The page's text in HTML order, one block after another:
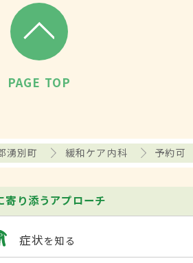
PAGE TOP
湧別町 緩和ケア内科 予約可
寄り添うアプローチ
症状を知る